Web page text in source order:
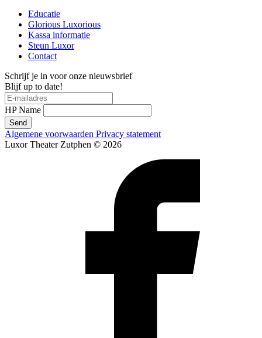
Educatie
Glorious Luxorious
Kassa informatie
Steun Luxor
Contact
Schrijf je in voor onze nieuwsbrief
Blijf up to date!
HP Name
Send
Algemene voorwaarden Privacy statement
Luxor Theater Zutphen © 2026